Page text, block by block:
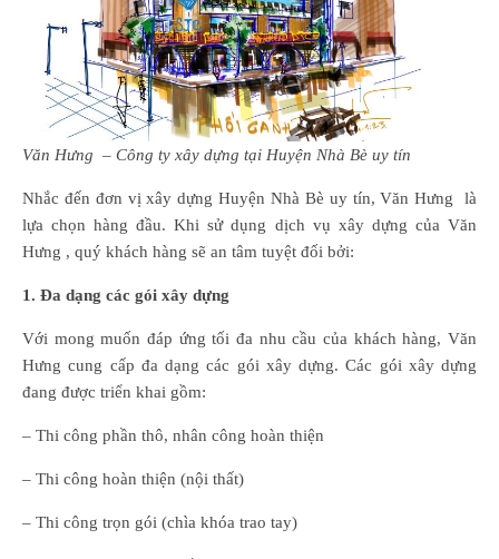
Văn Hưng – Công ty xây dựng tại Huyện Nhà Bè uy tín
Nhắc đến đơn vị xây dựng Huyện Nhà Bè uy tín, Văn Hưng là
lựa chọn hàng đầu. Khi sử dụng dịch vụ xây dựng của Văn
Hưng , quý khách hàng sẽ an tâm tuyệt đối bởi:
1. Đa dạng các gói xây dựng
Với mong muốn đáp ứng tối đa nhu cầu của khách hàng, Văn
Hưng cung cấp đa dạng các gói xây dựng. Các gói xây dựng
đang được triển khai gồm:
– Thi công phần thô, nhân công hoàn thiện
– Thi công hoàn thiện (nội thất)
– Thi công trọn gói (chìa khóa trao tay)